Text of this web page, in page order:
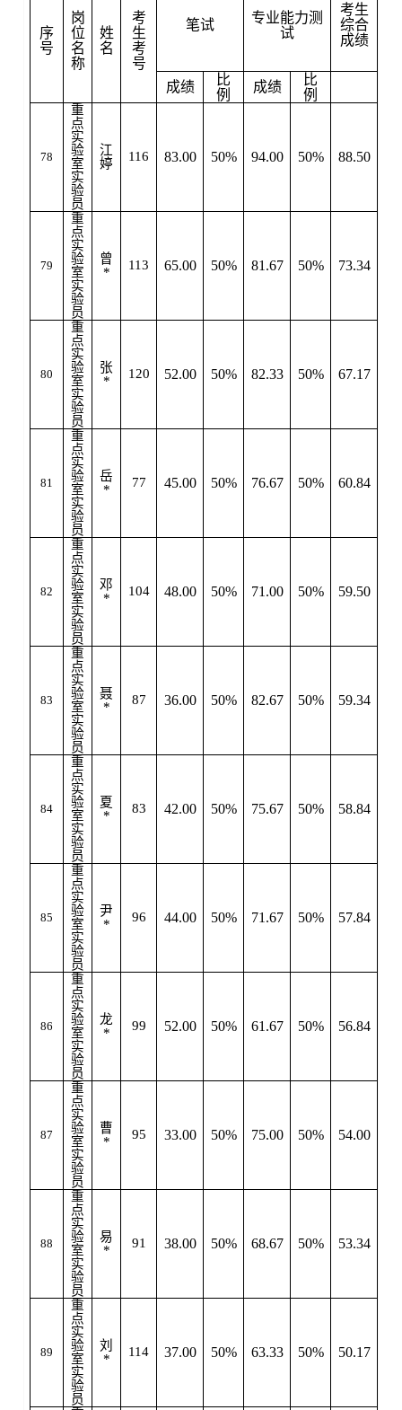
序
号
岗
位
名
称
姓
名
考
生
考
号
笔试
专业能力测
试
考生
综合
成绩
成绩
比
例
成绩
比
例
78
重
点
实
验
室
实
验
员
江
婷
116 83.00 50% 94.00 50% 88.50
79
重
点
实
验
室
实
验
员
曾
*
113 65.00 50% 81.67 50% 73.34
80
重
点
实
验
室
实
验
员
张
*
120 52.00 50% 82.33 50% 67.17
81
重
点
实
验
室
实
验
员
岳
*
77 45.00 50% 76.67 50% 60.84
82
重
点
实
验
室
实
验
员
邓
*
104 48.00 50% 71.00 50% 59.50
83
重
点
实
验
室
实
验
员
聂
*
87 36.00 50% 82.67 50% 59.34
84
重
点
实
验
室
实
验
员
夏
*
83 42.00 50% 75.67 50% 58.84
85
重
点
实
验
室
实
验
员
尹
*
96 44.00 50% 71.67 50% 57.84
86
重
点
实
验
室
实
验
员
龙
*
99 52.00 50% 61.67 50% 56.84
87
重
点
实
验
室
实
验
员
曹
*
95 33.00 50% 75.00 50% 54.00
88
重
点
实
验
室
实
验
员
易
*
91 38.00 50% 68.67 50% 53.34
89
重
点
实
验
室
实
验
员
刘
*
114 37.00 50% 63.33 50% 50.17